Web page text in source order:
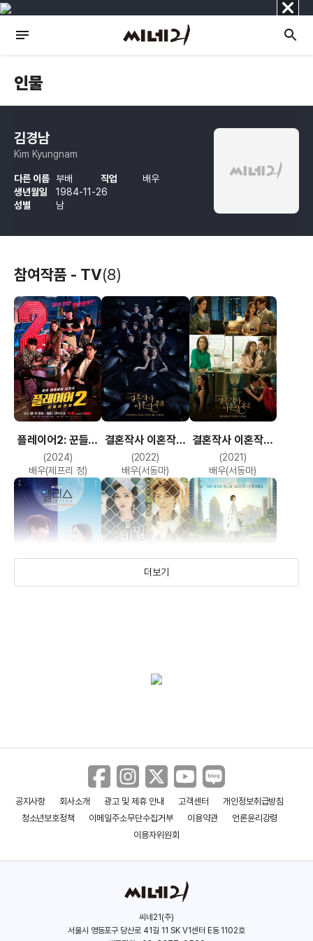
닫
기
인물
김경남
Kim Kyungnam
다른 이름 부배 직업
배우
생년월일
1984-11-26
성별
남
참여작품 - TV(8)
플레이어2: 꾼들의
전쟁
(2024)
배우(제프리 정)
결혼작사 이혼작곡
시즌3
(2022)
배우(서동마)
결혼작사 이혼작곡
시즌2
(2021)
배우(서동마)
워킹 맘 육아 대디
(2016)
뻐꾸기 둥지
(2014)
배우(유성빈)
더보기
공지사항 회사소개 광고 및 제휴 안내 고객센터
개인정보취급방침
청소년보호정책
이메일주소무단수집거부 이용약관
언론윤리강령
이용자위원회
씨네21(주)
서울시 영등포구 당산로 41길 11 SK V1센터 E동 1102호